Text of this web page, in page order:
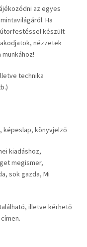
az egyes
Ha
készült
nézzetek
technika
képeslap, könyvjelző
kiadáshoz,
megismer,
sok gazda, Mi
illetve kérhető